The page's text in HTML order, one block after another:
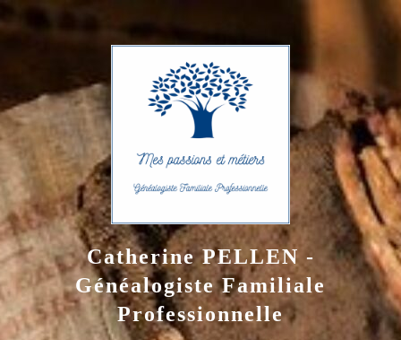
Catherine PELLEN -
Généalogiste Familiale
Professionnelle